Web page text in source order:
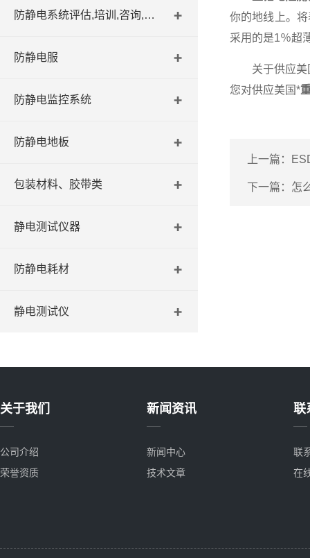
防静电系统评估,培训,咨询,认证
防静电服
防静电监控系统
防静电地板
包装材料、胶带类
静电测试仪器
防静电耗材
静电测试仪
你的地线上。
采用的是1％超
关于供应美国
您对供应美国*
上一篇：
下一篇： 怎
关于我们
公司介绍
荣誉资质
新闻资讯
新闻中心
技术文章
联
联
在